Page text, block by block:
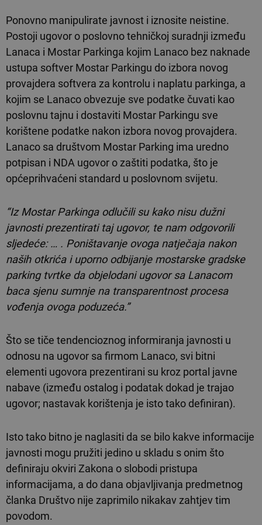
Ponovno manipulirate javnost i iznosite neistine.
Postoji ugovor o poslovno tehničkoj suradnji između
Lanaca i Mostar Parkinga kojim Lanaco bez naknade
ustupa softver Mostar Parkingu do izbora novog
provajdera softvera za kontrolu i naplatu parkinga, a
kojim se Lanaco obvezuje sve podatke čuvati kao
poslovnu tajnu i dostaviti Mostar Parkingu sve
korištene podatke nakon izbora novog provajdera.
Lanaco sa društvom Mostar Parking ima uredno
potpisan i NDA ugovor o zaštiti podatka, što je
općeprihvaćeni standard u poslovnom svijetu.
“Iz Mostar Parkinga odlučili su kako nisu dužni
javnosti prezentirati taj ugovor, te nam odgovorili
sljedeće: … . Poništavanje ovoga natječaja nakon
naših otkrića i uporno odbijanje mostarske gradske
parking tvrtke da objelodani ugovor sa Lanacom
baca sjenu sumnje na transparentnost procesa
vođenja ovoga poduzeća.”
Što se tiče tendencioznog informiranja javnosti u
odnosu na ugovor sa firmom Lanaco, svi bitni
elementi ugovora prezentirani su kroz portal javne
nabave (između ostalog i podatak dokad je trajao
ugovor; nastavak korištenja je isto tako definiran).
Isto tako bitno je naglasiti da se bilo kakve informacije
javnosti mogu pružiti jedino u skladu s onim što
definiraju okviri Zakona o slobodi pristupa
informacijama, a do dana objavljivanja predmetnog
članka Društvo nije zaprimilo nikakav zahtjev tim
povodom.